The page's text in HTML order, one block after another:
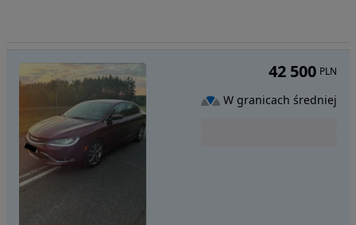
42 500 PLN
W granicach średniej